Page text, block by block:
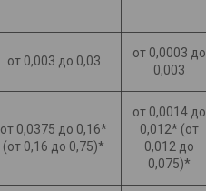
от 0,003 до 0,03
от 0,0003 до
0,003
от 0,0375 до 0,16*
(от 0,16 до 0,75)*
от 0,0014 до
0,012* (от
0,012 до
0,075)*